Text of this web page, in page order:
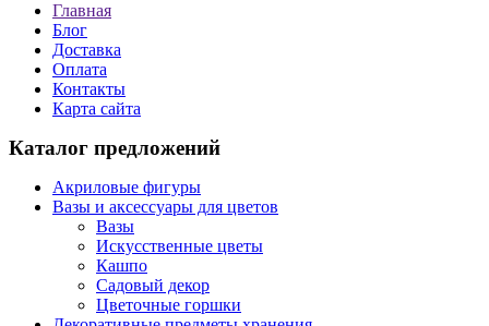
Главная
Блог
Доставка
Оплата
Контакты
Карта сайта
Каталог предложений
Акриловые фигуры
Вазы и аксессуары для цветов
Вазы
Искусственные цветы
Кашпо
Садовый декор
Цветочные горшки